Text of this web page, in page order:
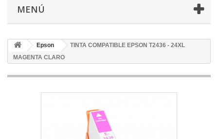
MENÚ
Epson
TINTA COMPATIBLE EPSON T2436 - 24XL
MAGENTA CLARO